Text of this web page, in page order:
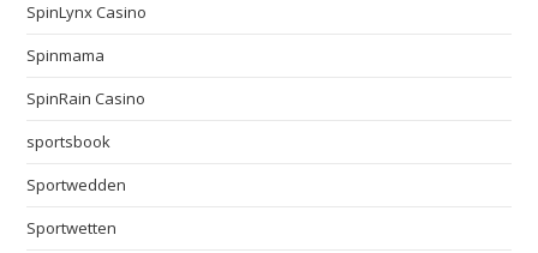
SpinLynx Casino
Spinmama
SpinRain Casino
sportsbook
Sportwedden
Sportwetten